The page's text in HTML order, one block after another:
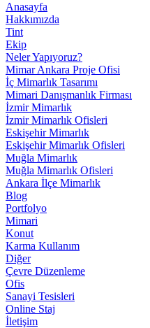
Anasayfa
Hakkımızda
Tint
Ekip
Neler Yapıyoruz?
Mimar Ankara Proje Ofisi
İç Mimarlık Tasarımı
Mimari Danışmanlık Firması
İzmir Mimarlık
İzmir Mimarlık Ofisleri
Eskişehir Mimarlık
Eskişehir Mimarlık Ofisleri
Muğla Mimarlık
Muğla Mimarlık Ofisleri
Ankara İlçe Mimarlık
Blog
Portfolyo
Mimari
Konut
Karma Kullanım
Diğer
Çevre Düzenleme
Ofis
Sanayi Tesisleri
Online Staj
İletişim